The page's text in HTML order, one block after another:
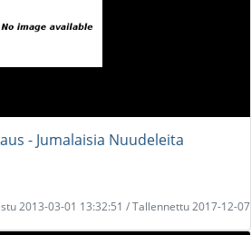
- Jumalaisia Nuudeleita
2013-03-01 13:32:51 / Tallennettu 2017-12-07